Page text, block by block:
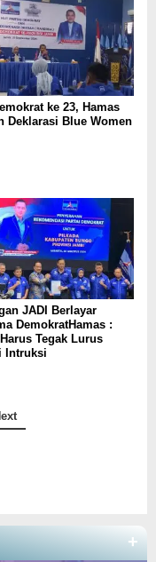
ke 23, Hamas
Deklarasi Blue Women
JADI Berlayar
DemokratHamas :
Tegak Lurus
Intruksi
+